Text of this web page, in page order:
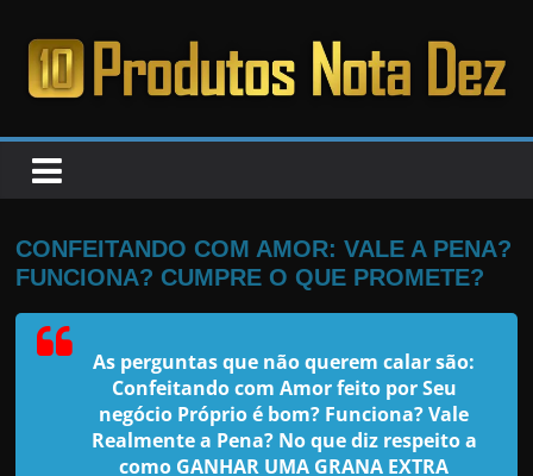
para
conteúdo
PRODUTOS
NOTA
DEZ
CONFEITANDO COM AMOR: VALE A PENA?
FUNCIONA? CUMPRE O QUE PROMETE?
As perguntas que não querem calar são:
Confeitando com Amor feito por Seu
negócio Próprioé bom? Funciona? Vale
Realmente a Pena? No que diz respeito a
como GANHAR UMA GRANA EXTRA